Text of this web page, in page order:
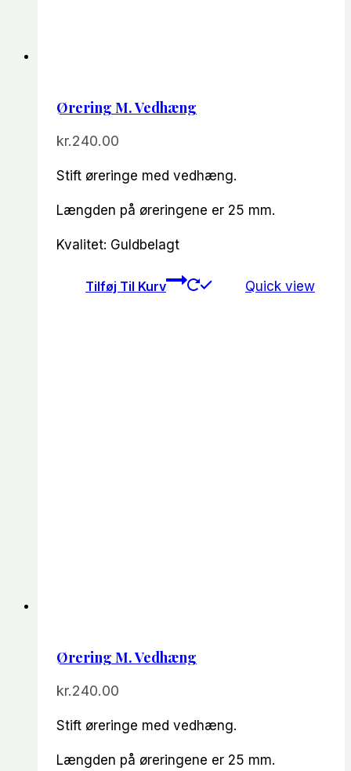
Ørering M. Vedhæng
kr.240.00
Stift øreringe med vedhæng.
Længden på øreringene er 25 mm.
Kvalitet: Guldbelagt
Tilføj Til Kurv Quick view
Ørering M. Vedhæng
kr.240.00
Stift øreringe med vedhæng.
Længden på øreringene er 25 mm.